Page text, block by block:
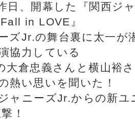
日、開幕した『関西ジ
in LOVE』
ズJr.の舞台裏に太一が
協力している
大倉忠義さんと横山裕
熱い思いを聞いた！
ャニーズJr.からの新ユ
！